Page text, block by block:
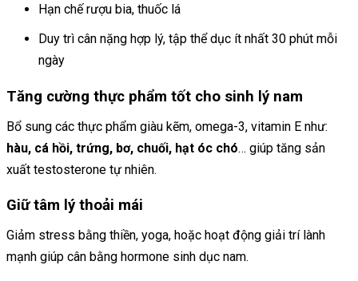
Hạn chế rượu bia, thuốc lá
Duy trì cân nặng hợp lý, tập thể dục ít nhất 30 phút mỗi
ngày
Tăng cường thực phẩm tốt cho sinh lý nam
Bổ sung các thực phẩm giàu kẽm, omega-3, vitamin E như:
hàu, cá hồi, trứng, bơ, chuối, hạt óc chó… giúp tăng sản
xuất testosterone tự nhiên.
Giữ tâm lý thoải mái
Giảm stress bằng thiền, yoga, hoặc hoạt động giải trí lành
mạnh giúp cân bằng hormone sinh dục nam.